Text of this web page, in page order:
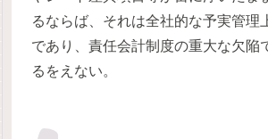
るならば、それは全社的な予実管理
であり、責任会計制度の重大な欠陥
るをえない。